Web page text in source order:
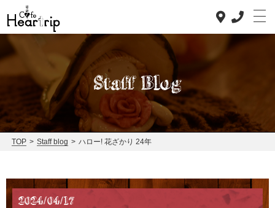
Top
Concept
Lunch
Staff Blog
TOP > Staff blog > ハロー! 花ざかり 24年
2024/04/17